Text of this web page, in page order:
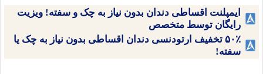
ایمپلنت اقساطی دندان بدون نیاز به چک و سفته! ویزیت
رایگان توسط متخصص
۵۰٪ تخفیف ارتودنسی دندان اقساطی بدون نیاز به چک یا
سفته!